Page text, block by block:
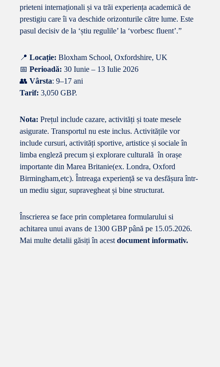
prieteni internaționali și va trăi experiența academică de
prestigiu care îi va deschide orizonturile către lume. Este
pasul decisiv de la ‘știu regulile’ la ‘vorbesc fluent’.”
📍 Locație: Bloxham School, Oxfordshire, UK
📅 Perioadă: 30 Iunie – 13 Iulie 2026
👥 Vârsta: 9–17 ani
Tarif: 3,050 GBP.
Nota: Prețul include cazare, activități și toate mesele
asigurate. Transportul nu este inclus. Activitățile vor
include cursuri, activități sportive, artistice și sociale în
limba engleză precum și explorare culturală în orașe
importante din Marea Britanie(ex. Londra, Oxford
Birmingham,etc). Întreaga experiență se va desfășura într-
un mediu sigur, supravegheat și bine structurat.
Înscrierea se face prin completarea formularului si
achitarea unui avans de 1300 GBP până pe 15.05.2026.
Mai multe detalii găsiți în acest document informativ.